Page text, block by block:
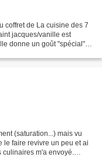
coffret de La cuisine des 7
jacques/vanille est
donne un goût "spécial"
(saturation...) mais vu
le faire revivre un peu et ai
m'a envoyé.